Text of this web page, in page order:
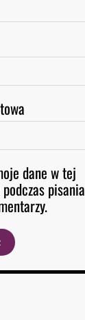
dane w tej
pisania